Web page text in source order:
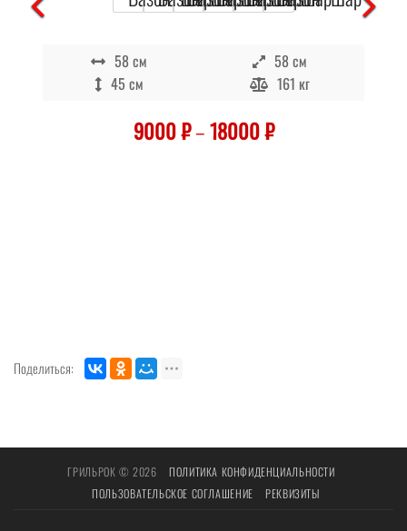
58 см
58 см
45 см
161 кг
9000₽–18000₽
Поделиться:
ГРИЛЬРОК © 2026
ПОЛИТИКА КОНФИДЕНЦИАЛЬНОСТИ
ПОЛЬЗОВАТЕЛЬСКОЕ СОГЛАШЕНИЕ
РЕКВИЗИТЫ